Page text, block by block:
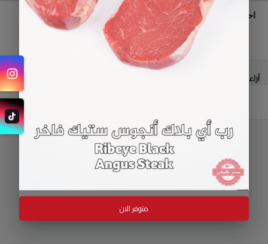
احصل على تنبيه عند توفر المنتج
احصل على تنبيه
آراء العملاء
متوفر الان